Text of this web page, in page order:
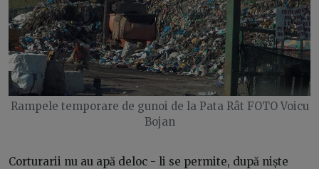
Rampele temporare de gunoi de la Pata Rât FOTO Voicu
Bojan
Corturarii nu au apă deloc - li se permite, după niște